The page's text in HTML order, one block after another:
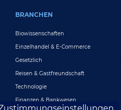
BRANCHEN
Biowissenschaften
Einzelhandel & E-Commerce
Gesetzlich
Reisen & Gastfreundschaft
Technologie
Finanzen & Bankwesen